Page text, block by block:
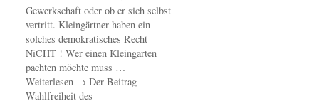
Gewerkschaft oder ob er sich selbst
vertritt. Kleingärtner haben ein
solches demokratisches Recht
NiCHT ! Wer einen Kleingarten
pachten möchte muss …
Weiterlesen → Der Beitrag
Wahlfreiheit des